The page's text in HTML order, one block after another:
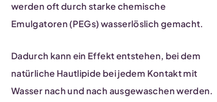
werden oft durch starke chemische
Emulgatoren (PEGs) wasserlöslich gemacht.
Dadurch kann ein Effekt entstehen, bei dem
natürliche Hautlipide bei jedem Kontakt mit
Wasser nach und nach ausgewaschen werden.